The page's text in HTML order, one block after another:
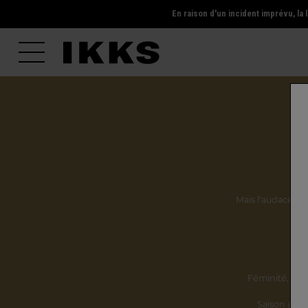
En raison d'un incident imprévu,
Mais l'audace, la
Féminité,
Saison